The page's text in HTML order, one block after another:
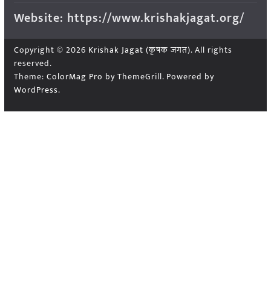
Website: https://www.krishakjagat.org/
Copyright © 2026 Krishak Jagat (कृषक जगत). All rights
reserved.
Theme: ColorMag Pro by ThemeGrill. Powered by
WordPress.